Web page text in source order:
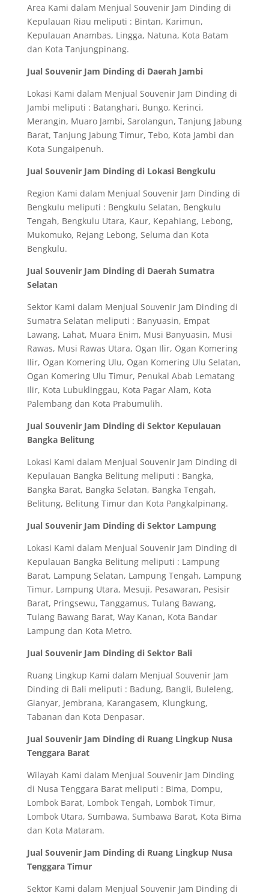
Area Kami dalam Menjual Souvenir Jam Dinding di
Kepulauan Riau meliputi : Bintan, Karimun,
Kepulauan Anambas, Lingga, Natuna, Kota Batam
dan Kota Tanjungpinang.
Jual Souvenir Jam Dinding di Daerah Jambi
Lokasi Kami dalam Menjual Souvenir Jam Dinding di
Jambi meliputi : Batanghari, Bungo, Kerinci,
Merangin, Muaro Jambi, Sarolangun, Tanjung Jabung
Barat, Tanjung Jabung Timur, Tebo, Kota Jambi dan
Kota Sungaipenuh.
Jual Souvenir Jam Dinding di Lokasi Bengkulu
Region Kami dalam Menjual Souvenir Jam Dinding di
Bengkulu meliputi : Bengkulu Selatan, Bengkulu
Tengah, Bengkulu Utara, Kaur, Kepahiang, Lebong,
Mukomuko, Rejang Lebong, Seluma dan Kota
Bengkulu.
Jual Souvenir Jam Dinding di Daerah Sumatra
Selatan
Sektor Kami dalam Menjual Souvenir Jam Dinding di
Sumatra Selatan meliputi : Banyuasin, Empat
Lawang, Lahat, Muara Enim, Musi Banyuasin, Musi
Rawas, Musi Rawas Utara, Ogan Ilir, Ogan Komering
Ilir, Ogan Komering Ulu, Ogan Komering Ulu Selatan,
Ogan Komering Ulu Timur, Penukal Abab Lematang
Ilir, Kota Lubuklinggau, Kota Pagar Alam, Kota
Palembang dan Kota Prabumulih.
Jual Souvenir Jam Dinding di Sektor Kepulauan
Bangka Belitung
Lokasi Kami dalam Menjual Souvenir Jam Dinding di
Kepulauan Bangka Belitung meliputi : Bangka,
Bangka Barat, Bangka Selatan, Bangka Tengah,
Belitung, Belitung Timur dan Kota Pangkalpinang.
Jual Souvenir Jam Dinding di Sektor Lampung
Lokasi Kami dalam Menjual Souvenir Jam Dinding di
Kepulauan Bangka Belitung meliputi : Lampung
Barat, Lampung Selatan, Lampung Tengah, Lampung
Timur, Lampung Utara, Mesuji, Pesawaran, Pesisir
Barat, Pringsewu, Tanggamus, Tulang Bawang,
Tulang Bawang Barat, Way Kanan, Kota Bandar
Lampung dan Kota Metro.
Jual Souvenir Jam Dinding di Sektor Bali
Ruang Lingkup Kami dalam Menjual Souvenir Jam
Dinding di Bali meliputi : Badung, Bangli, Buleleng,
Gianyar, Jembrana, Karangasem, Klungkung,
Tabanan dan Kota Denpasar.
Jual Souvenir Jam Dinding di Ruang Lingkup Nusa
Tenggara Barat
Wilayah Kami dalam Menjual Souvenir Jam Dinding
di Nusa Tenggara Barat meliputi : Bima, Dompu,
Lombok Barat, Lombok Tengah, Lombok Timur,
Lombok Utara, Sumbawa, Sumbawa Barat, Kota Bima
dan Kota Mataram.
Jual Souvenir Jam Dinding di Ruang Lingkup Nusa
Tenggara Timur
Sektor Kami dalam Menjual Souvenir Jam Dinding di